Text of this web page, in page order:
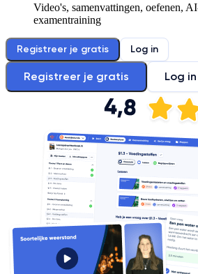
Video's, samenvattingen, oefenen,
examentraining
Registreer je gratis Log in
Registreer je gratis Log in